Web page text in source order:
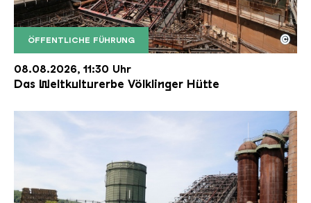
ÖFFENTLICHE FÜHRUNG
Der Erzschrägaufzug der Völklinger Hütte mit
Copyright: Weltkulturerbe Völklinger Hütte | Karl
©
08.08.2026, 11:30 Uhr
Das Weltkulturerbe Völklinger Hütte